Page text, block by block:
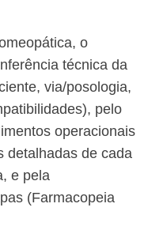
o
técnica da
via/posologia,
pelo
operacionais
detalhadas de cada
e pela
(Farmacopeia